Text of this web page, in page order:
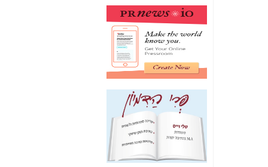
תקשורת עזר לקב'
בזק? - כאן
מה מקור ה-Fake
News שהביא לתפירת
תיק לביבי והעלמת
החשודים הנכונים -כאן
אחת הרגליים של "תיק
4000 התפור"
התמוטטה היום
בניצחון (כפול) של בזק
כאן
איך כתבות מפנקות